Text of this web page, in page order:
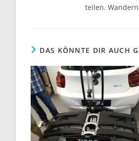
teilen.
DAS KÖNNTE DIR AUCH